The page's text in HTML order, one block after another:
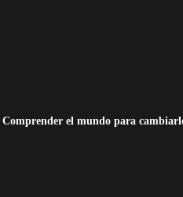
Comprender el mundo para